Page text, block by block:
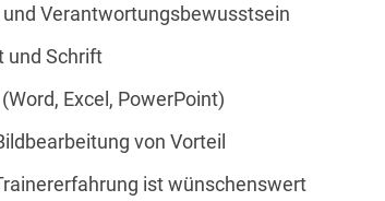
Verantwortungsbewusstsein
und Schrift
Excel, PowerPoint)
von Vorteil
ist wünschenswert